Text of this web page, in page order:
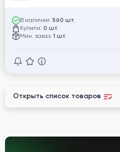
В наличии: 560 шт.
Купили: 0 шт.
Мин. заказ: 1 шт.
Открыть список товаров